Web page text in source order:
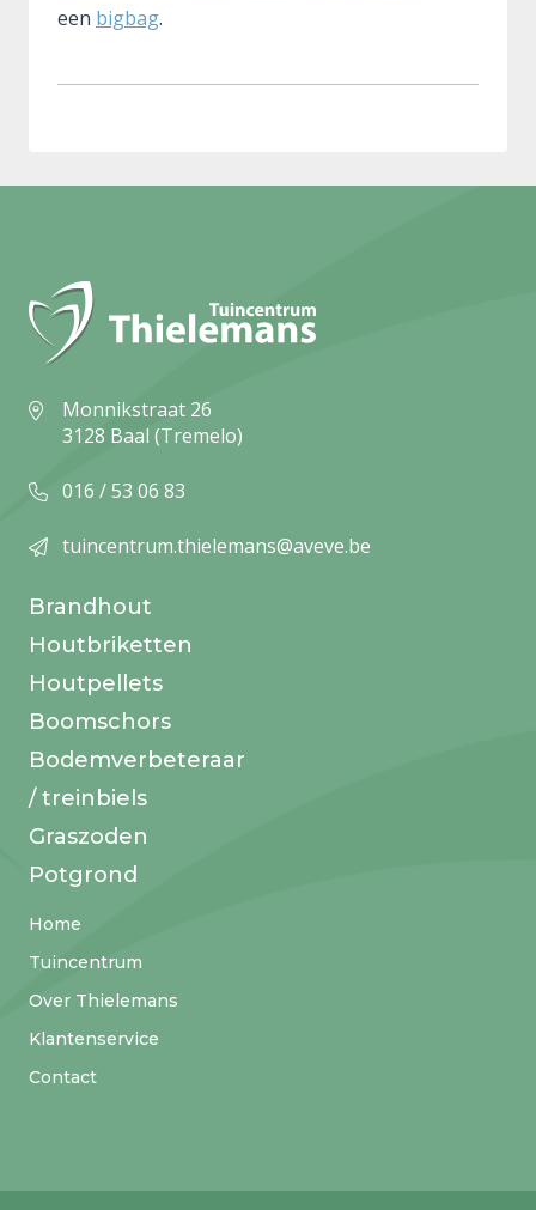
een bigbag.
Monnikstraat 26
3128 Baal (Tremelo)
016 / 53 06 83
tuincentrum.thielemans@aveve.be
Brandhout
Houtbriketten
Houtpellets
Boomschors
Bodemverbeteraar
/ treinbiels
Graszoden
Potgrond
Home
Tuincentrum
Over Thielemans
Klantenservice
Contact